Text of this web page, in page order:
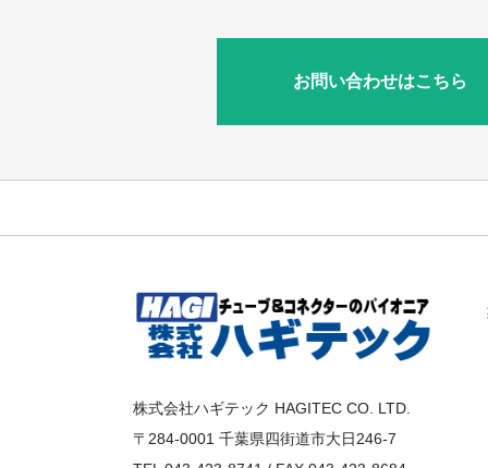
お問い合わせはこちら
株式会社ハギテック HAGITEC CO. LTD.
〒284-0001 千葉県四街道市大日246-7